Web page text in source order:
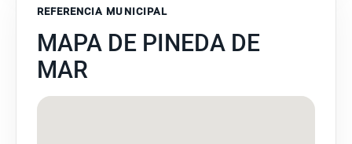
REFERENCIA MUNICIPAL
MAPA DE PINEDA DE
MAR